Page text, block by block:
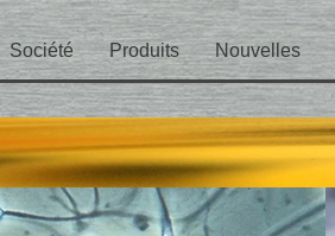
Société Produits Nouvelles